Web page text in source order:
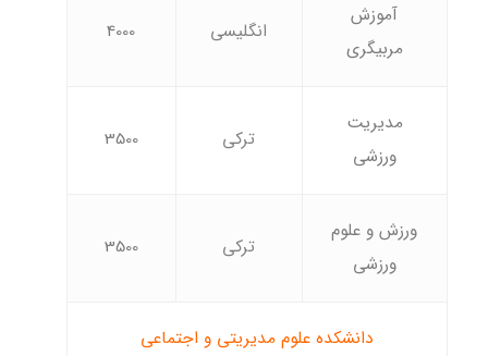
4000 انگلیسی
آموزش
مربیگری
3500 ترکی
مدیریت
ورزشی
3500 ترکی
ورزش و علوم
ورزشی
دانشکده علوم مدیریتی و اجتماعی